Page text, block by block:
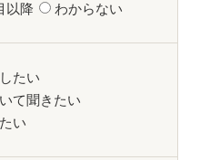
以降 わからない
たい
て聞きたい
い